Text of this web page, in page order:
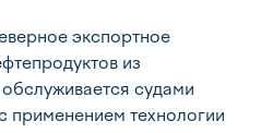
экспортное
из
судами
применением технологии